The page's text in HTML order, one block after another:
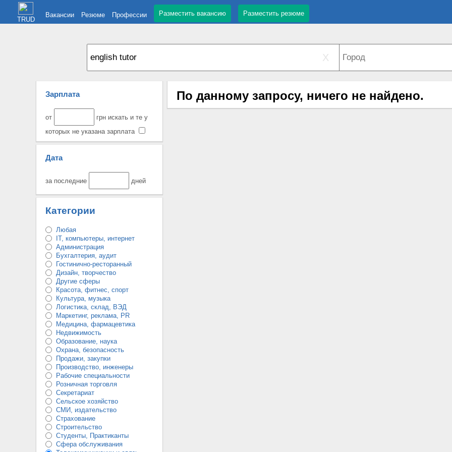
TRUD
Вакансии Резюме Профессии Разместить вакансию Разместить резюме
X
Зарплата
от
грн искать и те у
которых не указана зарплата
Дата
за последние дней
Категории
Любая
IT, компьютеры, интернет
Администрация
Бухгалтерия, аудит
Гостинично-ресторанный
Дизайн, творчество
Другие сферы
Красота, фитнес, спорт
Культура, музыка
Логистика, склад, ВЭД
Маркетинг, реклама, PR
Медицина, фармацевтика
Недвижимость
Образование, наука
Охрана, безопасность
Продажи, закупки
Производство, инженеры
Рабочие специальности
Розничная торговля
Секретариат
Сельское хозяйство
СМИ, издательство
Страхование
Строительство
Студенты, Практиканты
Сфера обслуживания
По данному запросу, ничего не найдено.